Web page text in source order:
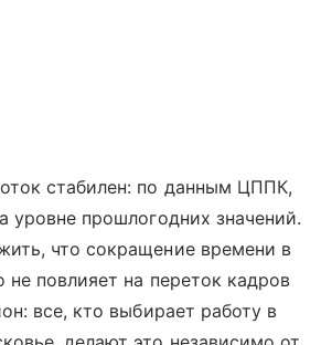
стабилен: по данным ЦППК,
уровне прошлогодних значений.
что сокращение времени в
не повлияет на переток кадров
все, кто выбирает работу в